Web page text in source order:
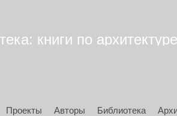
книги по
Проекты Авторы Библиотека